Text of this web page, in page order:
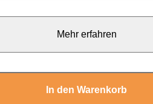
Mehr erfahren
In den Warenkorb